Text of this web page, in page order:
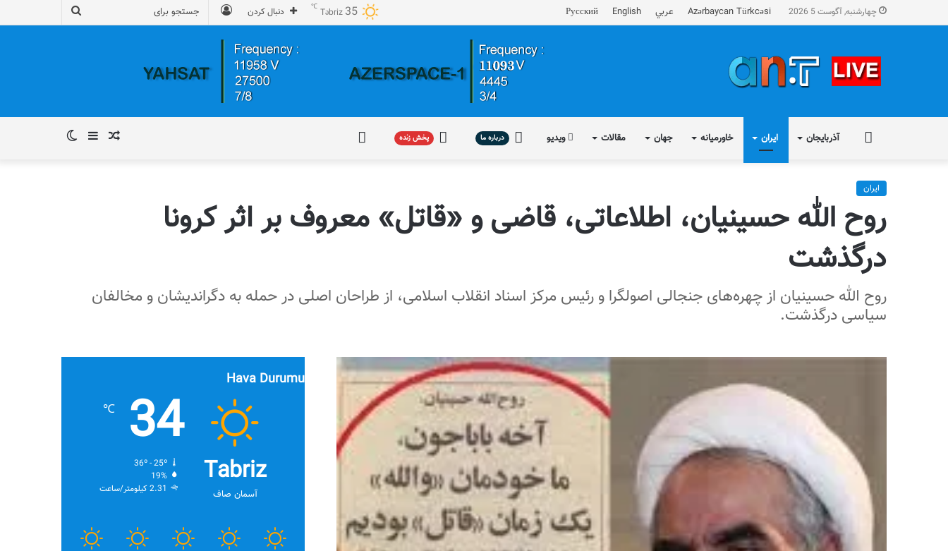
چهارشنبه, آگوست 5 2026 Azərbaycan Türkcəsi عربي English
Русский دنبال کردن Təbriz35
℃
آذربایجان ایران خاورمیانه جهان مقالات ویدیو درباره
درباره ما پخش
پخش زنده سایدبار نوشته
ایران
روح الله حسینیان، اطلاعاتی، قاضی و «قاتل» معروف بر اثر کرونا
درگذشت
روح الله حسینیان از چهره‌های جنجالی اصولگرا و رئیس مرکز اسناد انقلاب اسلامی، از طراحان اصلی در حمله به دگراندیشان و مخالفان
سیاسی درگذشت.
Hava Durumu
Tabriz
آسمان صاف
34
℃
36º - 25º
19%
2.31 کیلومتر/ساعت